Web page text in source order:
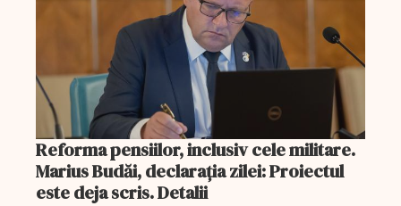
Reforma pensiilor, inclusiv cele militare.
Marius Budăi, declaraţia zilei: Proiectul
este deja scris. Detalii